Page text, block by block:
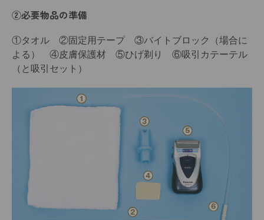
②必要物品の準備
①タオル ②固定用テープ ③バイトブロック（場合に
よる） ④皮膚保護材 ⑤ひげ剃り ⑥吸引カテーテル
（と吸引セット）